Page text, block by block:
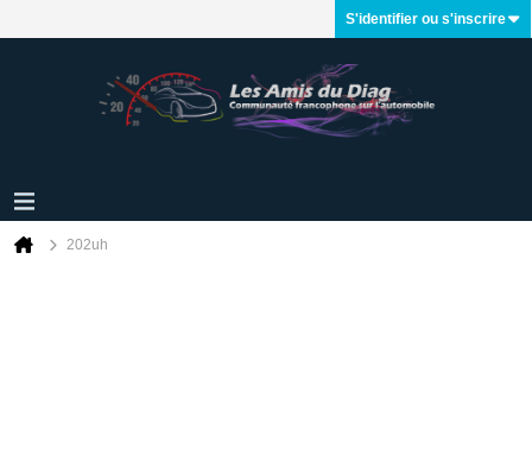
S'identifier ou s'inscrire
202uh